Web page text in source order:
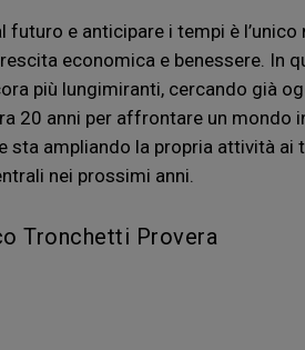
futuro e anticipare i tempi è
economica e benessere. In
più lungimiranti, cercando già
20 anni per affrontare un mondo
sta ampliando la propria attività
nei prossimi anni.
Tronchetti Provera